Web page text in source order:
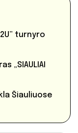
turnyro
„SIAULIAI
Šiauliuose